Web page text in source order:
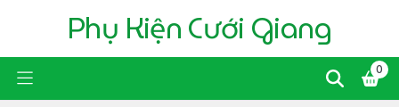
Phụ Kiện Cưới Giang
0